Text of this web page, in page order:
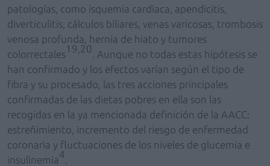
patologías, como isquemia cardiaca, apendicitis,
diverticulitis, cálculos biliares, venas varicosas, trombosis
venosa profunda, hernia de hiato y tumores
colorrectales19,20 . Aunque no todas estas hipótesis se
han confirmado y los efectos varían según el tipo de
fibra y su procesado, las tres acciones principales
confirmadas de las dietas pobres en ella son las
recogidas en la ya mencionada definición de la AACC:
estreñimiento, incremento del riesgo de enfermedad
coronaria y fluctuaciones de los niveles de glucemia e
insulinemia4